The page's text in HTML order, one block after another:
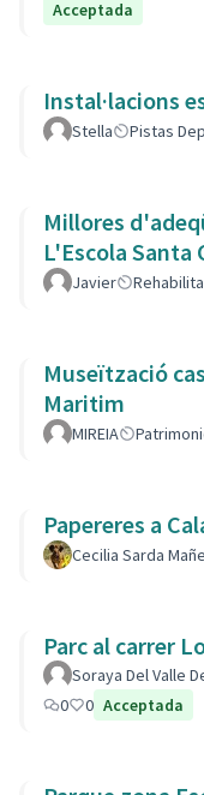
Acceptada
Instal·lacions
Stella Pistas
Millores
L'Escola Santa
Javier
Museïtzació
Maritim
MIREIA
Papereres a
Cecilia Sarda Mañe
Parc al carrer
Soraya Del Valle
0
0 Acceptada